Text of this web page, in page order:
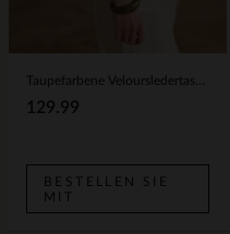
129.99
BESTELLEN SIE
MIT